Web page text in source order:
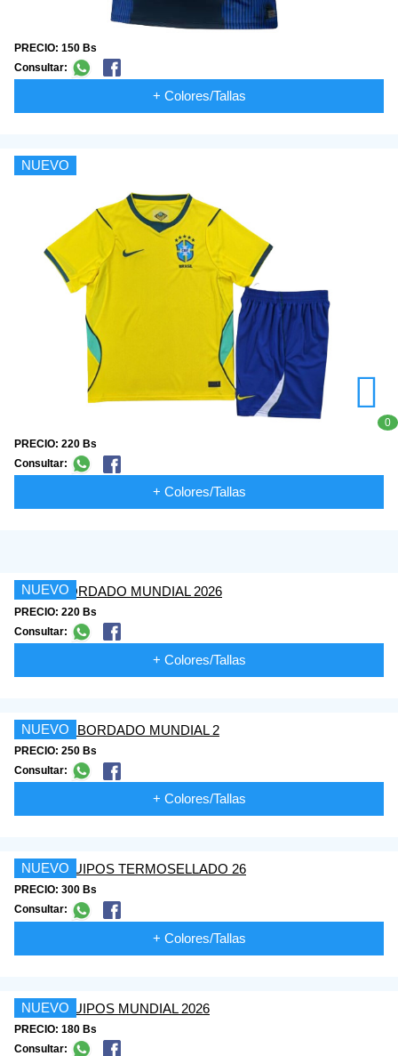
PRECIO: 150 Bs
Consultar:
+ Colores/Tallas
NUEVO
PRECIO: 220 Bs
Consultar:
+ Colores/Tallas
NUEVO
PRECIO: 220 Bs
Consultar:
+ Colores/Tallas
NUEVO
PRECIO: 250 Bs
Consultar:
+ Colores/Tallas
NUEVO
PRECIO: 300 Bs
Consultar:
+ Colores/Tallas
NUEVO
PRECIO: 180 Bs
Consultar:
0